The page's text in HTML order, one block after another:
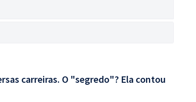
carreiras. O "segredo"? Ela contou